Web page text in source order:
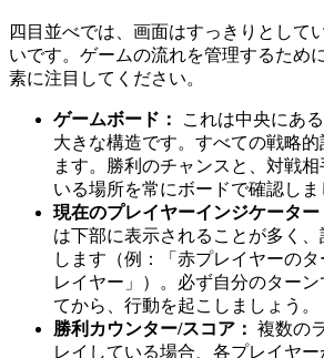
四目並べでは、画面はすっきりとして
いです。ゲームの流れを管理するため
素に注目してください。
ゲームボード：
これは中央にあ
大きな構造です。すべての戦略
ます。勝利のチャンスと、対戦
いる場所を常にボードで確認しま
現在のプレイヤーインジケーター
は下部に表示されることが多く
します（例：「赤プレイヤーの
レイヤー」）。必ず自分のター
てから、行動を起こしましょう。
勝利カウンター/スコア： 複数の
レイしている場合、各プレイヤ